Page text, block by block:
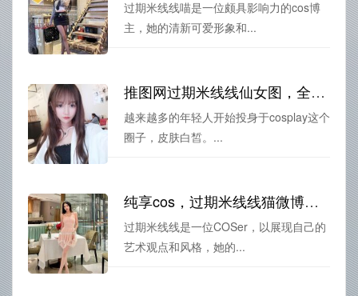
过期米线线喵是一位颇具影响力的cos博
主，她的清新可爱形象和...
推图网过期米线线仙女图，全彩cos作品分享
越来越多的年轻人开始投身于cosplay这个
圈子，皮肤白皙。...
纯享cos，过期米线线猫微博展现独特气质
过期米线线是一位COSer，以展现自己的
艺术观点和风格，她的...